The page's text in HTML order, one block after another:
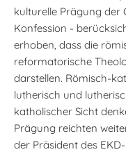
kulturelle Prägung der
Konfession -
erhoben, dass die
reformatorische
darstellen. Römisch-
lutherisch und
katholischer Sicht
Prägung reichten
der Präsident des